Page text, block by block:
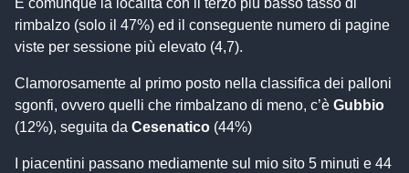
rimbalzo (solo il 47%) ed il conseguente numero di pagine
viste per sessione più elevato (4,7).
Clamorosamente al primo posto nella classifica dei palloni
sgonfi, ovvero quelli che rimbalzano di meno, c’è Gubbio
(12%), seguita da Cesenatico (44%)
I piacentini passano mediamente sul mio sito 5 minuti e 44